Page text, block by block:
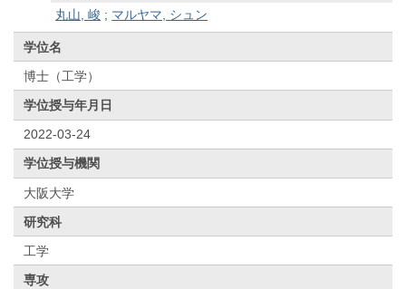
丸山, 峻 ; マルヤマ, シュン
学位名
博士（工学）
学位授与年月日
2022-03-24
学位授与機関
大阪大学
研究科
工学
専攻